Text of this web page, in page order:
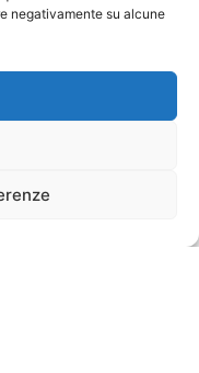
negativamente su alcune